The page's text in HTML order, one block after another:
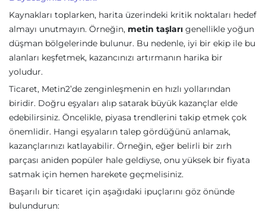
Kaynakları toplarken, harita üzerindeki kritik noktaları hedef
almayı unutmayın. Örneğin, metin taşları genellikle yoğun
düşman bölgelerinde bulunur. Bu nedenle, iyi bir ekip ile bu
alanları keşfetmek, kazancınızı artırmanın harika bir
yoludur.
Ticaret, Metin2’de zenginleşmenin en hızlı yollarından
biridir. Doğru eşyaları alıp satarak büyük kazançlar elde
edebilirsiniz. Öncelikle, piyasa trendlerini takip etmek çok
önemlidir. Hangi eşyaların talep gördüğünü anlamak,
kazançlarınızı katlayabilir. Örneğin, eğer belirli bir zırh
parçası aniden popüler hale geldiyse, onu yüksek bir fiyata
satmak için hemen harekete geçmelisiniz.
Başarılı bir ticaret için aşağıdaki ipuçlarını göz önünde
bulundurun: